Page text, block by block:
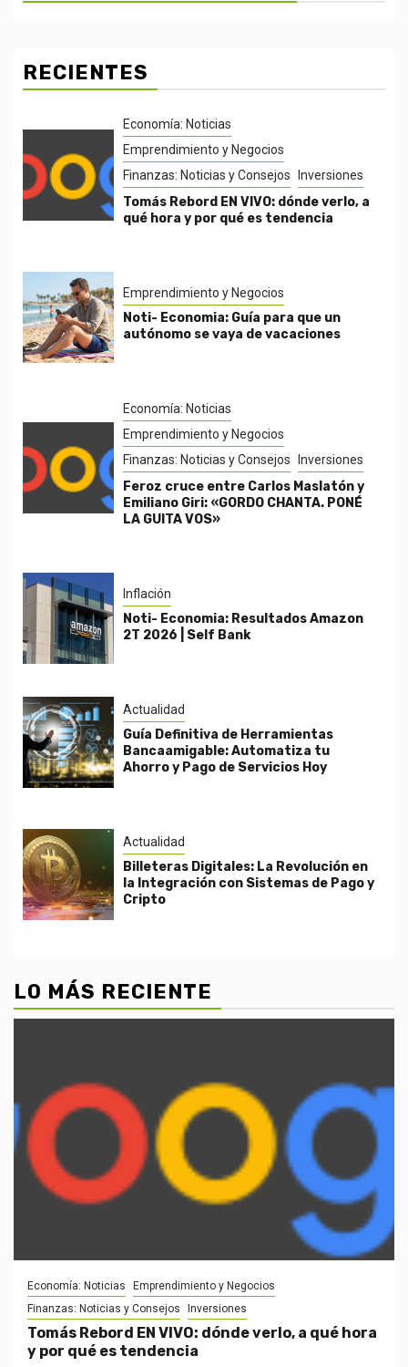
RECIENTES
Economía: Noticias
Emprendimiento y Negocios
Finanzas: Noticias y Consejos
Inversiones
Tomás Rebord EN VIVO: dónde verlo, a
qué hora y por qué es tendencia
Emprendimiento y Negocios
Noti- Economia: Guía para que un
autónomo se vaya de vacaciones
Economía: Noticias
Emprendimiento y Negocios
Finanzas: Noticias y Consejos
Inversiones
Feroz cruce entre Carlos Maslatón y
Emiliano Giri: «GORDO CHANTA. PONÉ
LA GUITA VOS»
Inflación
Noti- Economia: Resultados Amazon
2T 2026 | Self Bank
Actualidad
Guía Definitiva de Herramientas
Bancaamigable: Automatiza tu
Ahorro y Pago de Servicios Hoy
Actualidad
Billeteras Digitales: La Revolución en
la Integración con Sistemas de Pago y
Cripto
LO MÁS RECIENTE
Economía: Noticias
Emprendimiento y Negocios
Finanzas: Noticias y Consejos
Inversiones
Tomás Rebord EN VIVO: dónde verlo, a qué hora
y por qué es tendencia